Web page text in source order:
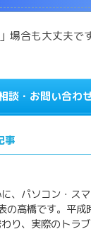
場合も大丈夫
談・お問い合わ
事
、パソコン・ス
の高橋です。平
り、実際のトラ